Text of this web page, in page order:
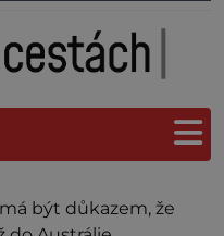
být důkazem, že